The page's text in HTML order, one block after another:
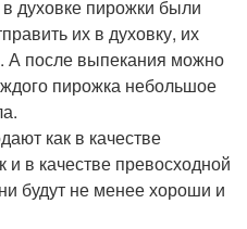
духовке пирожки были
их в духовку, их
А после выпекания можно
пирожка небольшое
как в качестве
и в качестве превосходной
будут не менее хороши и